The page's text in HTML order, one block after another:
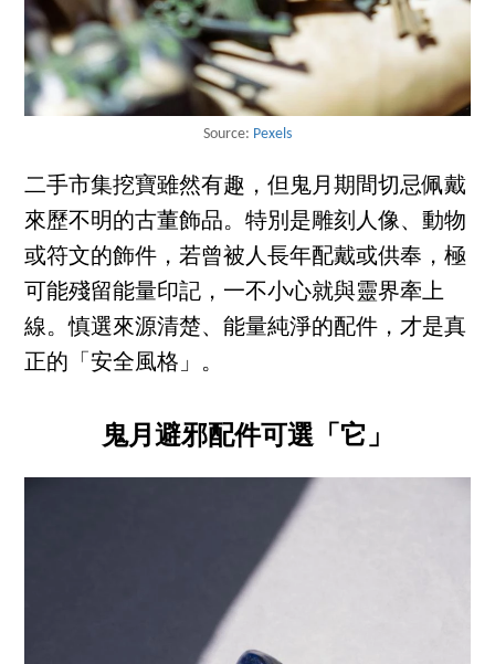
Source: Pexels
二手市集挖寶雖然有趣，但鬼月期間切忌佩戴
來歷不明的古董飾品。特別是雕刻人像、動物
或符文的飾件，若曾被人長年配戴或供奉，極
可能殘留能量印記，一不小心就與靈界牽上
線。慎選來源清楚、能量純淨的配件，才是真
正的「安全風格」。
鬼月避邪配件可選「它」